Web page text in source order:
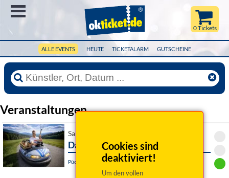
ALLE EVENTS HEUTE TICKETALARM GUTSCHEINE
0 Tickets
Cookies sind
deaktiviert!
Um den vollen
Veranstaltungen
Sa 24. April 2027 20:00 Uhr
Da Bobbe - A Bayer derf des
Püchersreuth / OT Wurz, Wurzer O`Schnitt-Halle